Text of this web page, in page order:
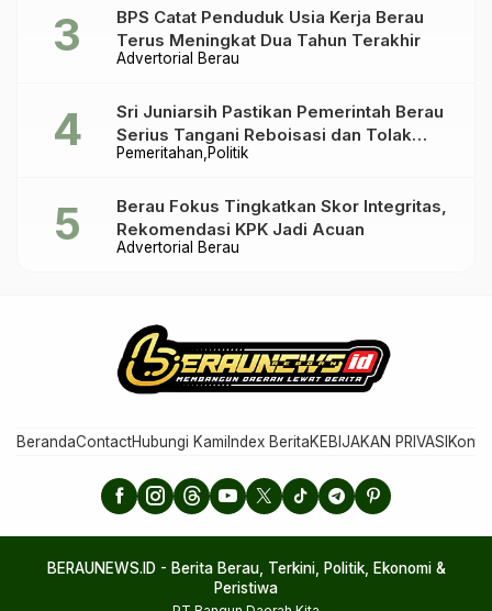
Advertorial Berau
BPS Catat Penduduk Usia Kerja Berau
Terus Meningkat Dua Tahun Terakhir
Pemeritahan Politik
Sri Juniarsih Pastikan Pemerintah Berau
Serius Tangani Reboisasi dan Tolak
Praktik Ilegal
Advertorial Berau
Berau Fokus Tingkatkan Skor Integritas,
Rekomendasi KPK Jadi Acuan
BerandaContactHubungi Kami Index BeritaKEBIJAKAN PRIVASI
BERAUNEWS.ID - Berita Berau, Terkini, Politik, Ekonomi &
Peristiwa